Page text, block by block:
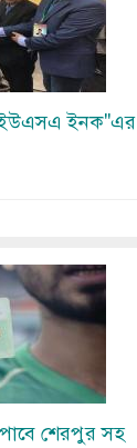
ইনক''এর
পাবে শেরপুর সহ